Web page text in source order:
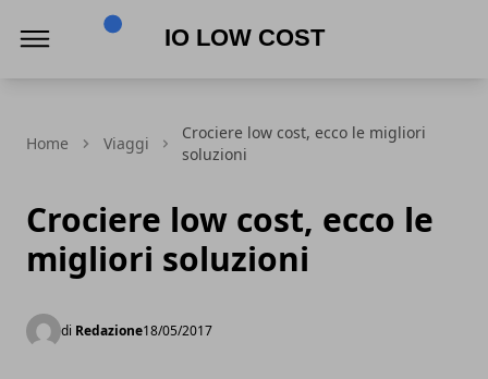
Home Viaggi
Crociere low cost, ecco le migliori
soluzioni
Crociere low cost, ecco le
migliori soluzioni
di Redazione18/05/2017